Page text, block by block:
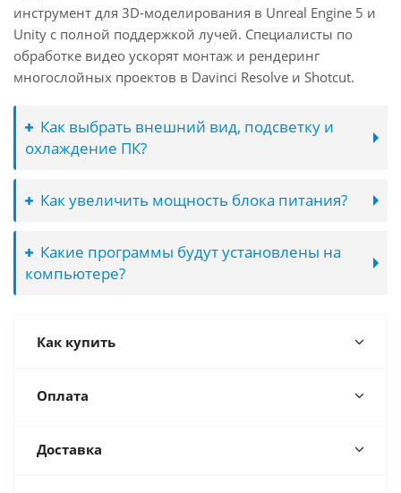
инструмент для 3D-моделирования в Unreal Engine 5 и
Unity с полной поддержкой лучей. Специалисты по
обработке видео ускорят монтаж и рендеринг
многослойных проектов в Davinci Resolve и Shotcut.
Как выбрать внешний вид, подсветку и
охлаждение ПК?
Как увеличить мощность блока питания?
Какие программы будут установлены на
компьютере?
Как купить
Оплата
Доставка